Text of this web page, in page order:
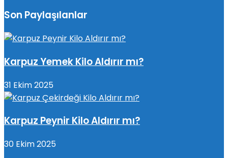
Son Paylaşılanlar
Karpuz Yemek Kilo Aldırır mı?
31 Ekim 2025
Karpuz Peynir Kilo Aldırır mı?
30 Ekim 2025